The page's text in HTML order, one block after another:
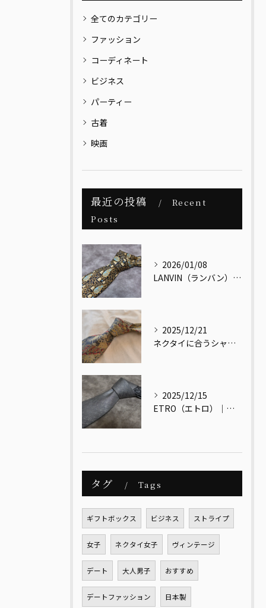
全てのカテゴリー
ファッション
コーディネート
ビジネス
パーティー
古着
映画
最近の投稿
Recent
Posts
2026/01/08
LANVIN（ランバン）｜メンズヴィンテージの視点で読み解く、最古のクチュールメゾン
2025/12/21
ネクタイに合うシャツ・合わないシャツとは？
2025/12/15
ETRO（エトロ）｜色と文化をまとう、大人のためのイタリアンエレガンス
タグ Tags
ギフトボックス ビジネス ストライプ
女子 ネクタイ女子 ヴィンテージ
デート 大人男子 おすすめ
デートファッション 日本製